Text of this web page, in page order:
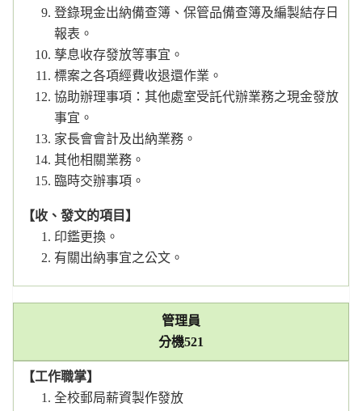
登錄現金出納備查簿、保管品備查簿及編製結存日
報表。
孳息收存發放等事宜。
標案之各項經費收退還作業。
協助辦理事項：其他處室受託代辦業務之現金發放
事宜。
家長會會計及出納業務。
其他相關業務。
臨時交辦事項。
【收、發文的項目】
印鑑更換。
有關出納事宜之公文。
管理員
分機521
【工作職掌】
全校郵局薪資製作發放